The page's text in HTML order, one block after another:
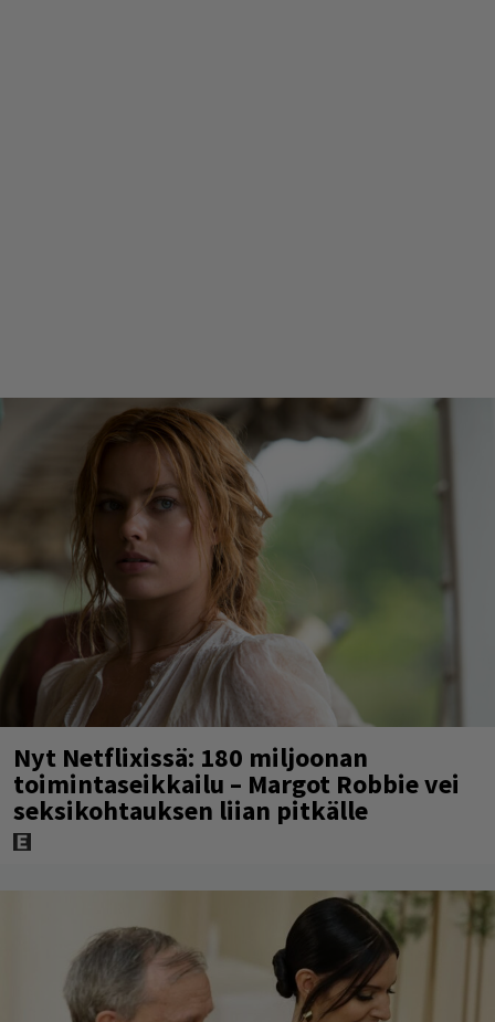
Nyt Netflixissä: 180 miljoonan
toimintaseikkailu – Margot Robbie vei
seksikohtauksen liian pitkälle